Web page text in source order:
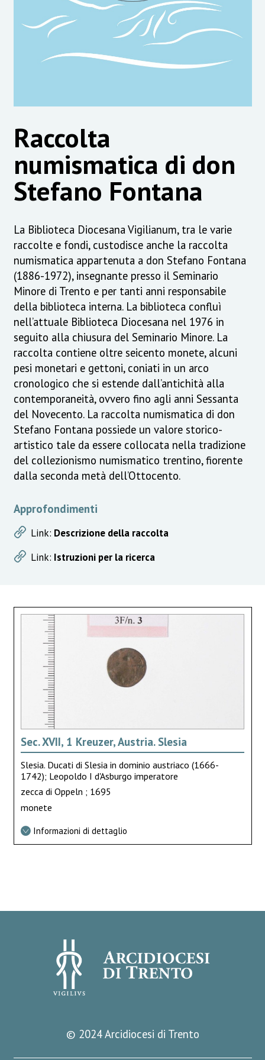
Raccolta
numismatica di don
Stefano Fontana
La Biblioteca Diocesana Vigilianum, tra le varie
raccolte e fondi, custodisce anche la raccolta
numismatica appartenuta a don Stefano Fontana
(1886-1972), insegnante presso il Seminario
Minore di Trento e per tanti anni responsabile
della biblioteca interna. La biblioteca confluì
nell’attuale Biblioteca Diocesana nel 1976 in
seguito alla chiusura del Seminario Minore. La
raccolta contiene oltre seicento monete, alcuni
pesi monetari e gettoni, coniati in un arco
cronologico che si estende dall’antichità alla
contemporaneità, ovvero fino agli anni Sessanta
del Novecento. La raccolta numismatica di don
Stefano Fontana possiede un valore storico-
artistico tale da essere collocata nella tradizione
del collezionismo numismatico trentino, fiorente
dalla seconda metà dell’Ottocento.
Approfondimenti
Link: Descrizione della raccolta
Link: Istruzioni per la ricerca
Sec. XVII, 1 Kreuzer, Austria. Slesia
Slesia. Ducati di Slesia in dominio austriaco (1666-
1742); Leopoldo I d'Asburgo imperatore
zecca di Oppeln ; 1695
monete
Informazioni di dettaglio
© 2024 Arcidiocesi di Trento